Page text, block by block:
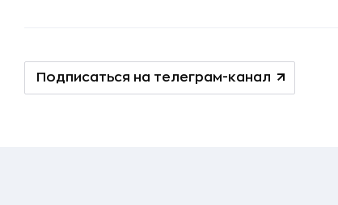
Подписаться на телеграм-канал